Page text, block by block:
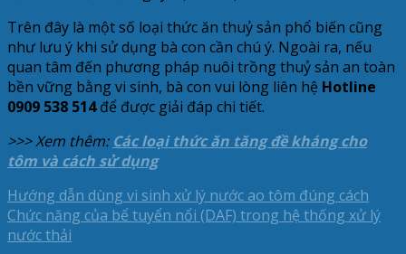
Trên đây là một số loại thức ăn thuỷ sản phổ biến cũng
như lưu ý khi sử dụng bà con cần chú ý. Ngoài ra, nếu
quan tâm đến phương pháp nuôi trồng thuỷ sản an toàn
bền vững bằng vi sinh, bà con vui lòng liên hệ Hotline
0909 538 514để được giải đáp chi tiết.
>>> Xem thêm: Các loại thức ăn tăng đề kháng cho
tôm và cách sử dụng
Hướng dẫn dùng vi sinh xử lý nước ao tôm đúng cách
Chức năng của bể tuyển nổi (DAF) trong hệ thống xử lý
nước thải